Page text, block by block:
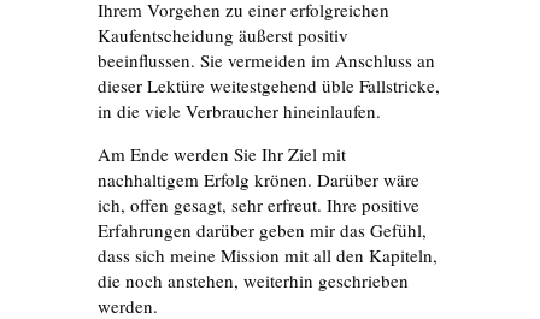
Ihrem Vorgehen zu einer erfolgreichen
Kaufentscheidung äußerst positiv
beeinflussen. Sie vermeiden im Anschluss an
dieser Lektüre weitestgehend üble Fallstricke,
in die viele Verbraucher hineinlaufen.
Am Ende werden Sie Ihr Ziel mit
nachhaltigem Erfolg krönen. Darüber wäre
ich, offen gesagt, sehr erfreut. Ihre positive
Erfahrungen darüber geben mir das Gefühl,
dass sich meine Mission mit all den Kapiteln,
die noch anstehen, weiterhin geschrieben
werden.